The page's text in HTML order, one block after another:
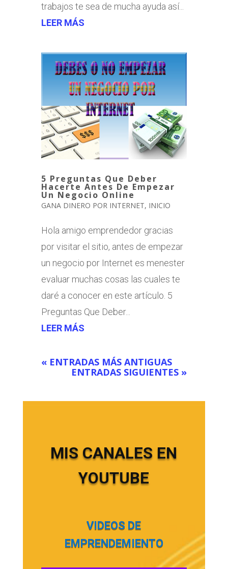
trabajos te sea de mucha ayuda así...
LEER MÁS
5 Preguntas Que Deber
Hacerte Antes De Empezar
Un Negocio Online
GANA DINERO POR INTERNET, INICIO
Hola amigo emprendedor gracias
por visitar el sitio, antes de empezar
un negocio por Internet es menester
evaluar muchas cosas las cuales te
daré a conocer en este artículo. 5
Preguntas Que Deber...
LEER MÁS
« ENTRADAS MÁS ANTIGUAS
ENTRADAS SIGUIENTES »
MIS CANALES EN
YOUTUBE
VIDEOS DE
EMPRENDEMIENTO